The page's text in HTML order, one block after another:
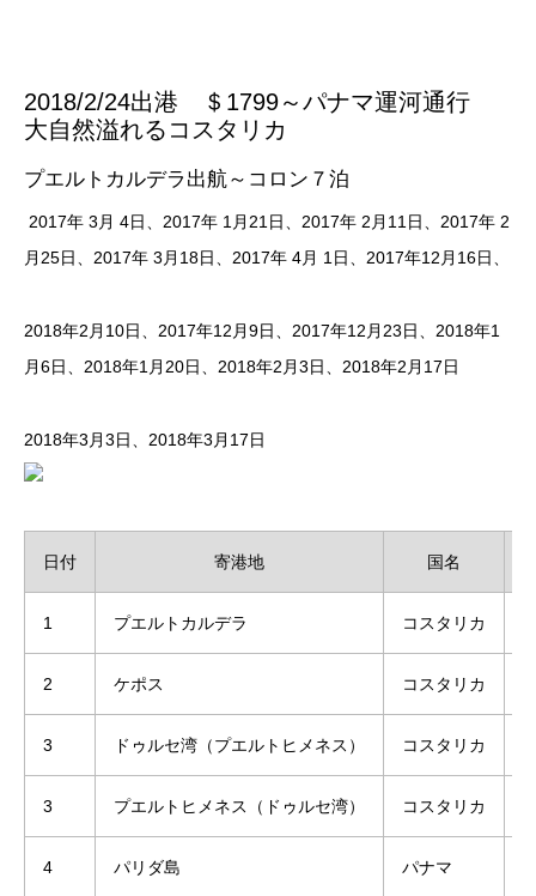
2018/2/24出港 ＄1799～パナマ運河通行
大自然溢れるコスタリカ
プエルトカルデラ出航～コロン７泊
2017年 3月 4日、2017年 1月21日、2017年 2月11日、2017年 2
月25日、2017年 3月18日、2017年 4月 1日、2017年12月16日、​
​2018年2月10日、2017年12月9日、2017年12月23日、​2018年1
月6日、2018年1月20日、2018年2月3日、2018年2月17日
2018年3月3日、​2018年3月17日
日付 寄港地 国名
1 プエルトカルデラ コスタリカ
2 ケポス コスタリカ
3 ドゥルセ湾（プエルトヒメネス） コスタリカ
3 プエルトヒメネス（ドゥルセ湾） コスタリカ
4 パリダ島 パナマ